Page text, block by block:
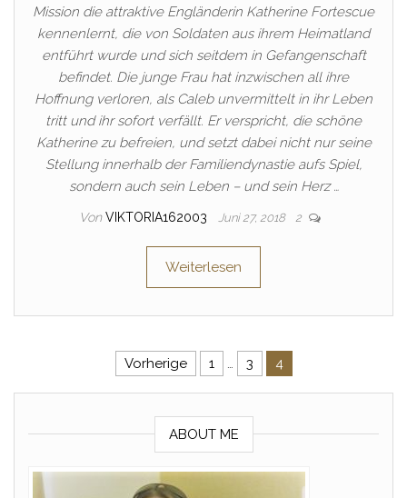
Mission die attraktive Engländerin Katherine Fortescue
kennenlernt, die von Soldaten aus ihrem Heimatland
entführt wurde und sich seitdem in Gefangenschaft
befindet. Die junge Frau hat inzwischen all ihre
Hoffnung verloren, als Caleb unvermittelt in ihr Leben
tritt und ihr sofort verfällt. Er verspricht, die schöne
Katherine zu befreien, und setzt dabei nicht nur seine
Stellung innerhalb der Familiendynastie aufs Spiel,
sondern auch sein Leben – und sein Herz …
Von VIKTORIA162003 Juni 27, 2018 2
Weiterlesen
Seitennummerierung der
Vorherige 1 … 3 4
ABOUT ME